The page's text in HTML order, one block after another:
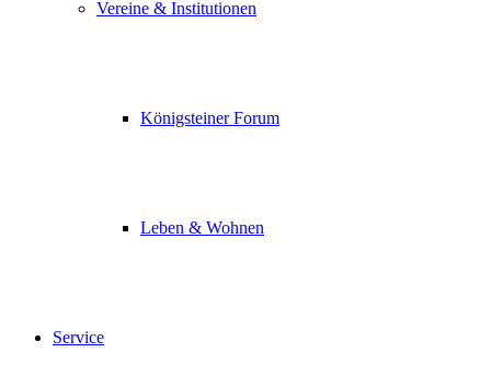
Vereine & Institutionen
Königsteiner Forum
Leben & Wohnen
Service